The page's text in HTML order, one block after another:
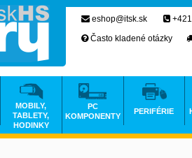
eshop@itsk.sk
Často kladené otázky
MOBILY,
TABLETY,
HODINKY
PC
KOMPONENTY
PERIFÉRIE